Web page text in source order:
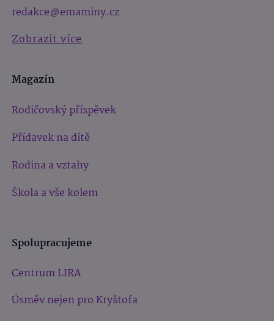
redakce@emaminy.cz
Zobrazit více
Magazín
Rodičovský příspěvek
Přídavek na dítě
Rodina a vztahy
Škola a vše kolem
Spolupracujeme
Centrum LIRA
Úsměv nejen pro Kryštofa